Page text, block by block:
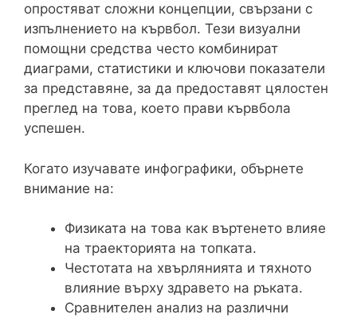
опростяват сложни концепции, свързани с
изпълнението на кървбол. Тези визуални
помощни средства често комбинират
диаграми, статистики и ключови показатели
за представяне, за да предоставят цялостен
преглед на това, което прави кървбола
успешен.
Когато изучавате инфографики, обърнете
внимание на:
Физиката на това как въртенето влияе
на траекторията на топката.
Честотата на хвърлянията и тяхното
влияние върху здравето на ръката.
Сравнителен анализ на различни